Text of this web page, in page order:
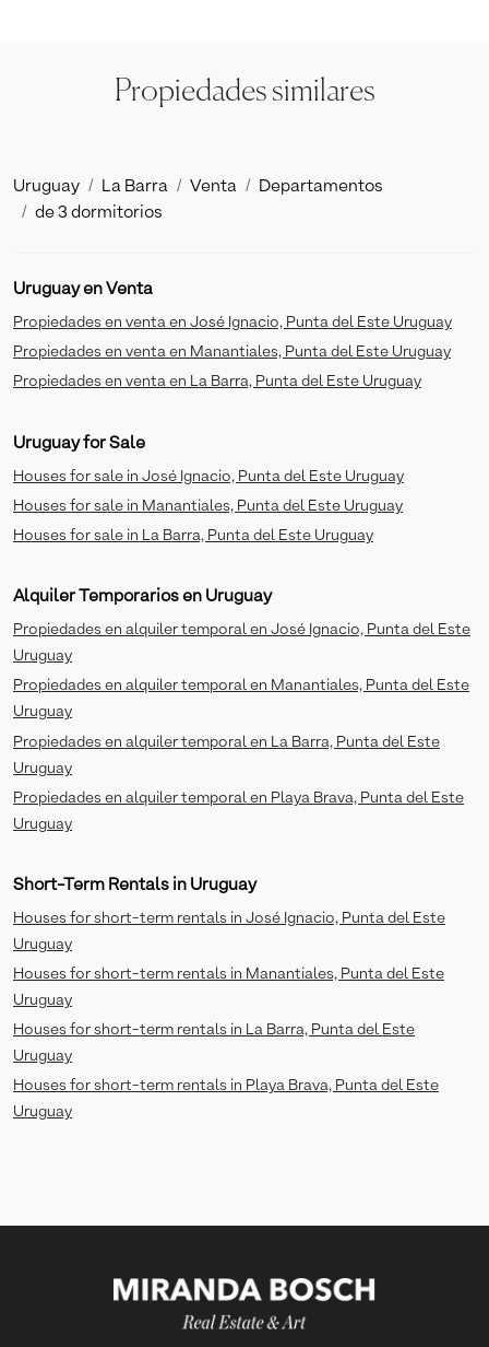
Propiedades similares
Uruguay La Barra Venta
Departamentos
de 3 dormitorios
Uruguay en Venta
Propiedades en venta en José Ignacio, Punta del Este Uruguay
Propiedades en venta en Manantiales, Punta del Este Uruguay
Propiedades en venta en La Barra, Punta del Este Uruguay
Uruguay for Sale
Houses for sale in José Ignacio, Punta del Este Uruguay
Houses for sale in Manantiales, Punta del Este Uruguay
Houses for sale in La Barra, Punta del Este Uruguay
Alquiler Temporarios en Uruguay
Propiedades en alquiler temporal en José Ignacio, Punta del Este
Uruguay
Propiedades en alquiler temporal en Manantiales, Punta del Este
Uruguay
Propiedades en alquiler temporal en La Barra, Punta del Este
Uruguay
Propiedades en alquiler temporal en Playa Brava, Punta del Este
Uruguay
Short-Term Rentals in Uruguay
Houses for short-term rentals in José Ignacio, Punta del Este
Uruguay
Houses for short-term rentals in Manantiales, Punta del Este
Uruguay
Houses for short-term rentals in La Barra, Punta del Este
Uruguay
Houses for short-term rentals in Playa Brava, Punta del Este
Uruguay